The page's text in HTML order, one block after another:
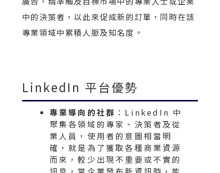
中的決策者，以此來促成新的訂單，同時在該
專業領域中累積人脈及知名度。
LinkedIn 平台優勢
專業導向的社群 ：LinkedIn 中
聚集各領域的專家、決策者及從
業人員，使用者的意圖相當明
確，就是為了獲取各種商業資源
而來，較少出現不重要或不實的